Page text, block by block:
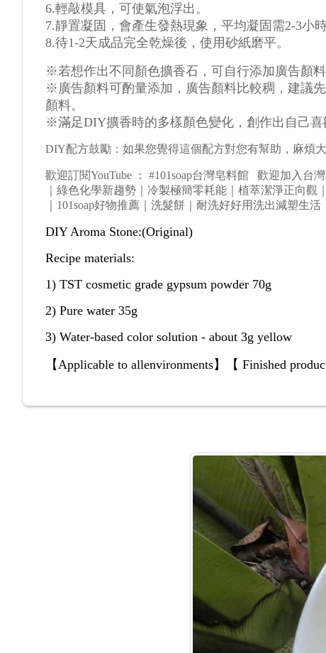
6.輕敲模具，可使氣泡浮出。
7.靜置凝固，會產生發熱現象，平均凝固需2-3小
8.待1-2天成品完全乾燥後，使用砂紙磨平。
※若想作出不同顏色擴香石 ， 可自行添加廣告顏料
※ 廣告顏料可酌量添加，廣告顏料比較稠，建議
顏料。
※滿足DIY擴香時的多樣顏色變化，創作出自己
DIY配方鼓勵：如果您覺得這個配方對您有幫助，麻煩
歡迎訂閱YouTube ： #101soap台灣皂料館 歡迎加入台
｜綠色化學新趨勢 ｜冷製極簡零耗能｜植萃潔淨正向觀
｜101soap好物推薦｜洗髮餅｜耐洗好好用洗出減塑生活
DIY Aroma Stone:(Original)
Recipe materials:
1) TST cosmetic grade gypsum powder 70g
2) Pure water 35g
3) Water-based color solution - about 3g yellow
【Applicable to allenvironments】 【 Finished